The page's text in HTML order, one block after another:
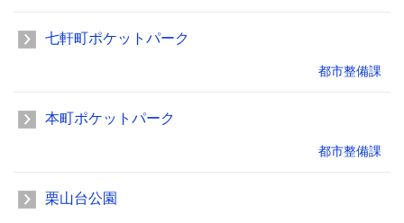
七軒町ポケットパーク
都市整備課
本町ポケットパーク
都市整備課
栗山台公園